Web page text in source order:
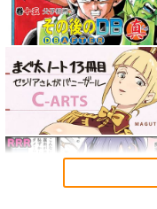
孤独だった国民的美少女の妹を
泊めたら懐かれた
魔王マーラ煩悩学園 ～勇者、
Peachful Story(通常盤)/桃